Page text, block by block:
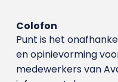
Colofon
Punt is het
en opinievorming
medewerkers van